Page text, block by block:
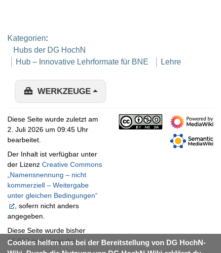
Cookies helfen uns bei der Bereitstellung von DG HochN-
Kategorien:
Hubs der DG HochN
Hub – Innovative Lehrformate für BNE
Lehre
WERKZEUGE
Diese Seite wurde zuletzt am
2. Juli 2026 um 09:45 Uhr
bearbeitet.
Der Inhalt ist verfügbar unter
der Lizenz Creative Commons
„Namensnennung – nicht
kommerziell – Weitergabe
unter gleichen Bedingungen“
, sofern nicht anders
angegeben.
Diese Seite wurde bisher
26.683-mal abgerufen.